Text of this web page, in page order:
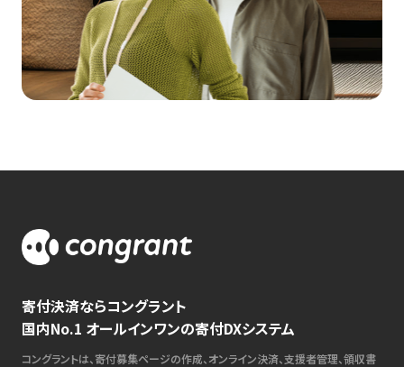
寄付決済ならコングラント
国内No.1 オールインワンの寄付DXシステム
コングラントは、寄付募集ページの作成、オンライン決済、支援者管理、領収書